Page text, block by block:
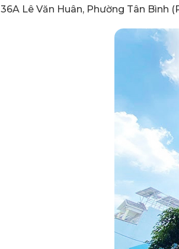
36A Lê Văn Huân, Phường Tân Bình